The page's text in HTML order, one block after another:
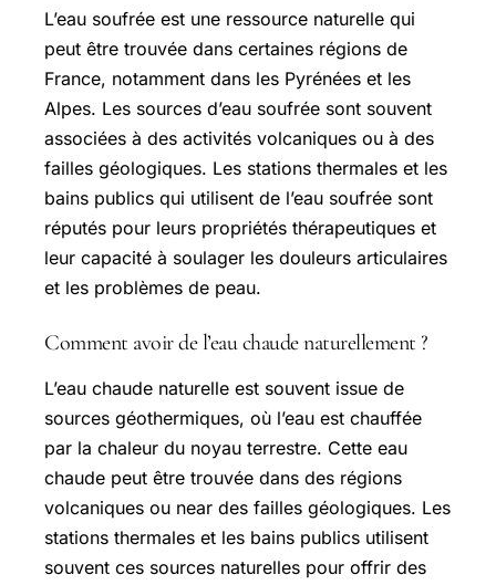
L’eau soufrée est une ressource naturelle qui
peut être trouvée dans certaines régions de
France, notamment dans les Pyrénées et les
Alpes. Les sources d’eau soufrée sont souvent
associées à des activités volcaniques ou à des
failles géologiques. Les stations thermales et les
bains publics qui utilisent de l’eau soufrée sont
réputés pour leurs propriétés thérapeutiques et
leur capacité à soulager les douleurs articulaires
et les problèmes de peau.
Comment avoir de l’eau chaude naturellement ?
L’eau chaude naturelle est souvent issue de
sources géothermiques, où l’eau est chauffée
par la chaleur du noyau terrestre. Cette eau
chaude peut être trouvée dans des régions
volcaniques ou near des failles géologiques. Les
stations thermales et les bains publics utilisent
souvent ces sources naturelles pour offrir des